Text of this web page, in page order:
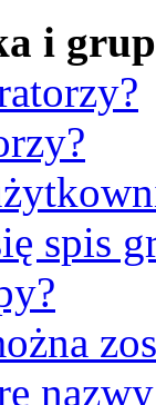
i
spis